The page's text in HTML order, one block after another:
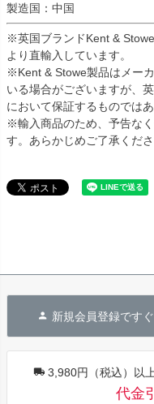
製造国：中国
※英国ブランドKent &
より直輸入しています。
※Kent & Stowe製品はメー
いる場合がございますが、
において保証するものではあ
※輸入商品のため、予告な
す。あらかじめご了承くださ
新規会員登録です
3,980円（税込）以上
代金